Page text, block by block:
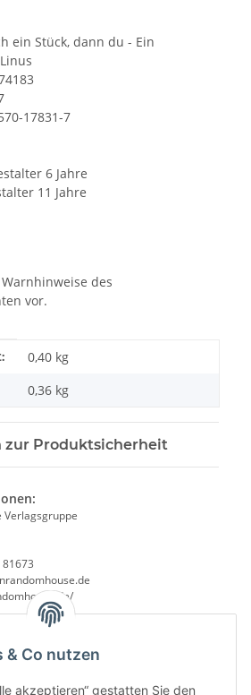
& Co nutzen
akzeptieren“ gestatten Sie den
ein Stück, dann du - Ein
17831-7
6 Jahre
11 Jahre
des
vor.
0,40 kg
0,36 kg
zur Produktsicherheit
Verlagsgruppe